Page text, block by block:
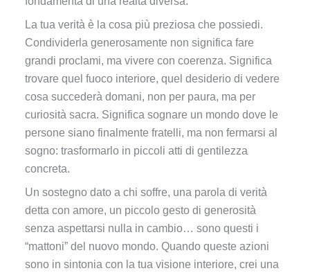
La tua verità è la cosa più preziosa che possiedi.
Condividerla generosamente non significa fare
grandi proclami, ma vivere con coerenza. Significa
trovare quel fuoco interiore, quel desiderio di vedere
cosa succederà domani, non per paura, ma per
curiosità sacra. Significa sognare un mondo dove le
persone siano finalmente fratelli, ma non fermarsi al
sogno: trasformarlo in piccoli atti di gentilezza
concreta.
Un sostegno dato a chi soffre, una parola di verità
detta con amore, un piccolo gesto di generosità
senza aspettarsi nulla in cambio… sono questi i
“mattoni” del nuovo mondo. Quando queste azioni
sono in sintonia con la tua visione interiore, crei una